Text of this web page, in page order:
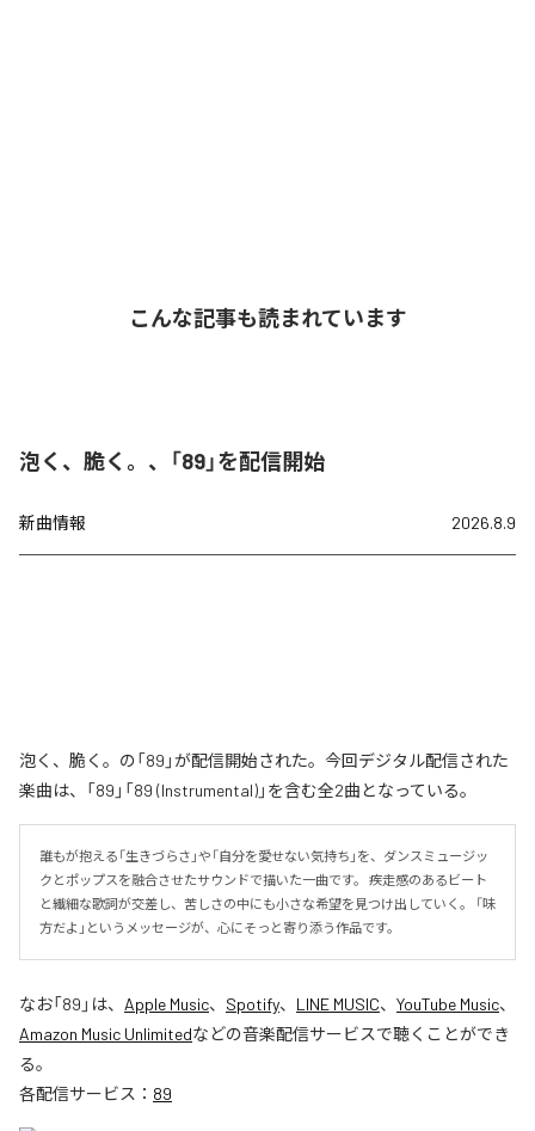
こんな記事も読まれています
泡く、脆く。、「89」を配信開始
新曲情報 2026.8.9
泡く、脆く。の「89」が配信開始された。今回デジタル配信された
楽曲は、「89」「89 (Instrumental)」を含む全2曲となっている。
誰もが抱える「生きづらさ」や「自分を愛せない気持ち」を、ダンスミュージッ
クとポップスを融合させたサウンドで描いた一曲です。 疾走感のあるビート
と繊細な歌詞が交差し、苦しさの中にも小さな希望を見つけ出していく。 「味
方だよ」というメッセージが、心にそっと寄り添う作品です。
なお「89 」は、 Apple Music、 Spotify、 LINE MUSIC、 YouTube Music、
Amazon Music Unlimitedなどの音楽配信サービスで聴くことができ
る。
各配信サービス： 89